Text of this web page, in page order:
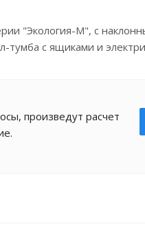
"Экология-М", с
тумба с ящиками и
произведут расчет